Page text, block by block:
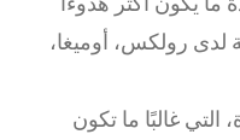
لدى رولكس، أوميغا،
التي غالبًا ما تكون